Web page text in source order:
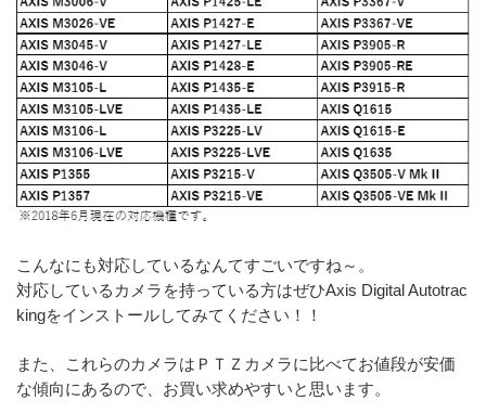
こんなにも対応しているなんてすごいですね～。
対応しているカメラを持っている方はぜひAxis Digital Autotrac
kingをインストールしてみてください！！
また、これらのカメラはＰＴＺカメラに比べてお値段が安価
な傾向にあるので、お買い求めやすいと思います。